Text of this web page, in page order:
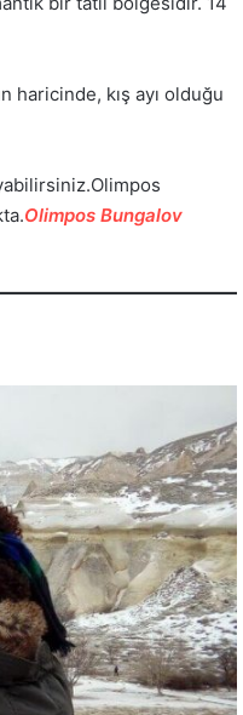
haricinde, kış ayı olduğu
Olimpos Bungalov